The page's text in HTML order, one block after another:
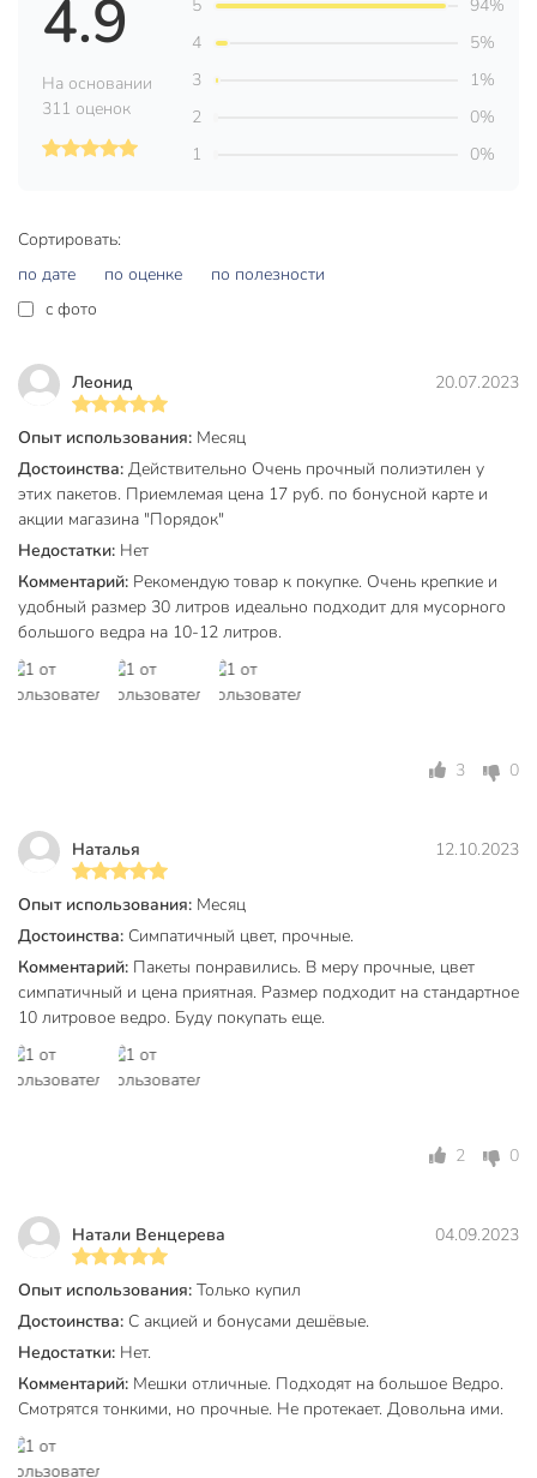
С ручками
без ручки
С завязками
Биоразлагаемые
Ароматизация
Вес в упаковке
Сортировать:
по дате
по оценке
по полезности
c фото
Леонид 20.07.2023
Опыт использования: Месяц
Достоинства: Действительно Очень прочный полиэтилен у
этих пакетов. Приемлемая цена 17 руб. по бонусной карте и
акции магазина "Порядок"
Недостатки: Нет
Комментарий: Рекомендую товар к покупке. Очень крепкие и
удобный размер 30 литров идеально подходит для мусорного
большого ведра на 10-12 литров.
3 0
Наталья 12.10.2023
Опыт использования: Месяц
Достоинства: Симпатичный цвет, прочные.
Комментарий: Пакеты понравились. В меру прочные, цвет
симпатичный и цена приятная. Размер подходит на стандартное
10 литровое ведро. Буду покупать еще.
2 0
Натали Венцерева 04.09.2023
Опыт использования: Только купил
Достоинства: С акцией и бонусами дешёвые.
Недостатки: Нет.
Комментарий: Мешки отличные. Подходят на большое Ведро.
Смотрятся тонкими, но прочные. Не протекает. Довольна ими.
4.9
На основании
311 оценок
5
94%
4
5%
3
1%
2
0%
1
0%